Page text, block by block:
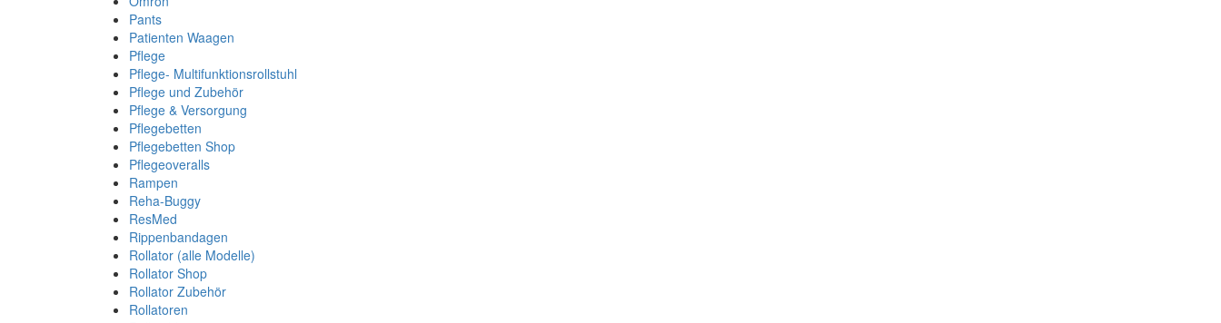
Pants
Patienten Waagen
Pflege
Pflege- Multifunktionsrollstuhl
Pflege und Zubehör
Pflege & Versorgung
Pflegebetten
Pflegebetten Shop
Pflegeoveralls
Rampen
Reha-Buggy
ResMed
Rippenbandagen
Rollator (alle Modelle)
Rollator Shop
Rollator Zubehör
Rollatoren